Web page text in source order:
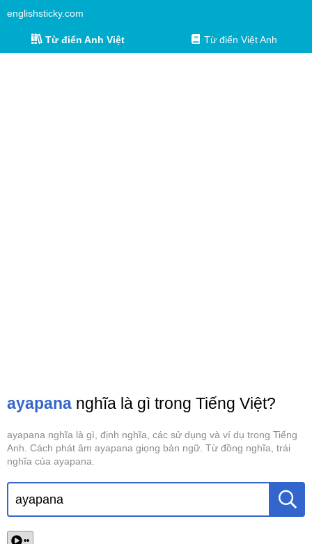
englishsticky.com
Từ điển Anh Việt Từ điển Việt Anh
ayapana nghĩa là gì trong Tiếng Việt?
ayapana nghĩa là gì, định nghĩa, các sử dụng và ví dụ trong Tiếng
Anh. Cách phát âm ayapana giọng bản ngữ. Từ đồng nghĩa, trái
nghĩa của ayapana.
••